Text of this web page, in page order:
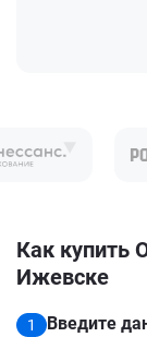
Как купить
Ижевске
1
Введите